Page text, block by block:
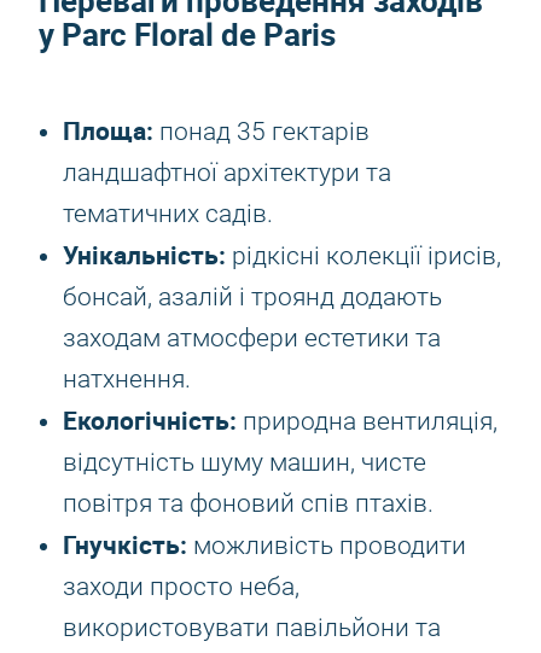
у Parc Floral de Paris
Площа: понад 35 гектарів
ландшафтної архітектури та
тематичних садів.
Унікальність: рідкісні колекції ірисів,
бонсай, азалій і троянд додають
заходам атмосфери естетики та
натхнення.
Екологічність: природна вентиляція,
відсутність шуму машин, чисте
повітря та фоновий спів птахів.
Гнучкість: можливість проводити
заходи просто неба,
використовувати павільйони та